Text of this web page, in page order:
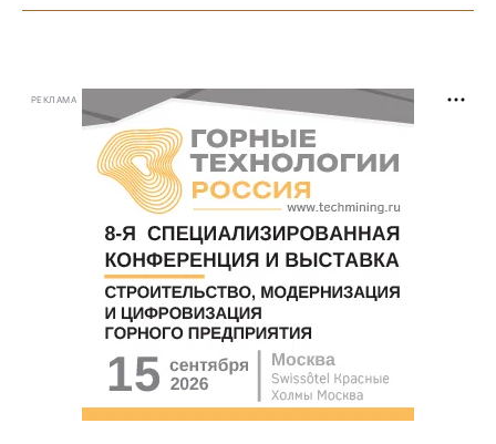
РЕКЛАМА